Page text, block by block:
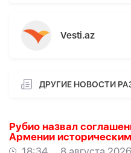
Vesti.az
ДРУГИЕ НОВОСТИ
Рубио назвал
Армении